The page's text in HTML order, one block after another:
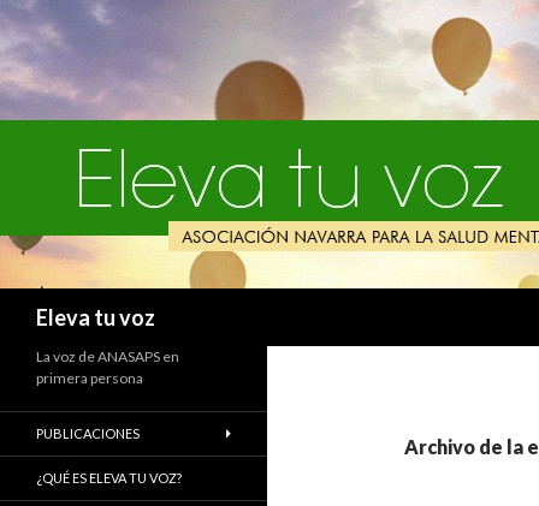
Eleva tu voz
Archivo de la
La voz de ANASAPS en
primera persona
PUBLICACIONES
¿QUÉ ES ELEVA TU VOZ?